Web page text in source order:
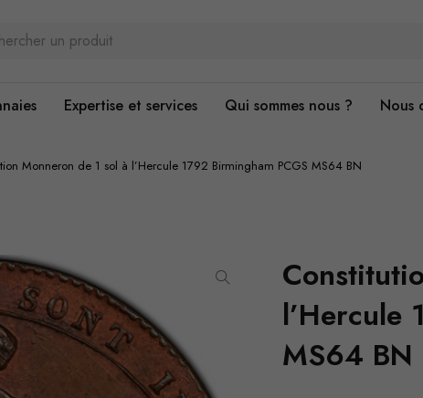
Expertise et services Qui sommes nous ? Nous
Monneron de 1 sol à l’Hercule 1792 Birmingham PCGS MS64 BN
l’Hercule
MS64 BN